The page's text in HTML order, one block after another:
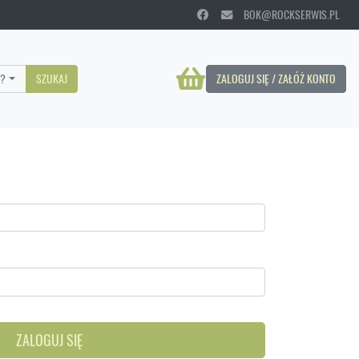
BOK@ROCKSERWIS.PL
ZALOGUJ SIĘ / ZAŁÓŻ KONTO
SZUKAJ
ZALOGUJ SIĘ